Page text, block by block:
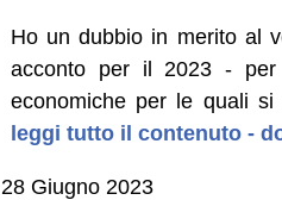
Ho un dubbio in merito al
acconto per il 2023 -
economiche per le quali si
leggi tutto il contenuto -
28 Giugno 2023